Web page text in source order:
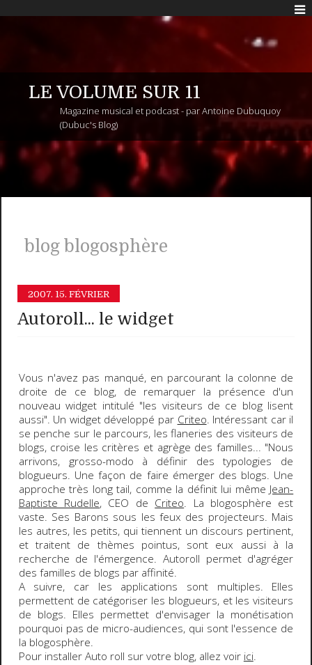
LE VOLUME SUR 11
Magazine musical et podcast - par Antoine Dubuquoy
(Dubuc's Blog)
blog blogosphère
2007. 15. FÉVRIER
Autoroll... le widget
Vous n'avez pas manqué, en parcourant la colonne de
droite de ce blog, de remarquer la présence d'un
nouveau widget intitulé "les visiteurs de ce blog lisent
aussi". Un widget développé par Criteo. Intéressant car il
se penche sur le parcours, les flaneries des visiteurs de
blogs, croise les critères et agrège des familles... "Nous
arrivons, grosso-modo à définir des typologies de
blogueurs. Une façon de faire émerger des blogs. Une
approche très long tail, comme la définit lui mêmeJean-
Baptiste Rudelle, CEO de Criteo. La blogosphère est
vaste. Ses Barons sous les feux des projecteurs. Mais
les autres, les petits, qui tiennent un discours pertinent,
et traitent de thèmes pointus, sont eux aussi à la
recherche de l'émergence. Autoroll permet d'agréger
des familles de blogs par affinité.
A suivre, car les applications sont multiples. Elles
permettent de catégoriser les blogueurs, et les visiteurs
de blogs. Elles permettet d'envisager la monétisation
pourquoi pas de micro-audiences, qui sont l'essence de
la blogosphère.
Pour installerAuto roll sur votre blog, allez voir ici.